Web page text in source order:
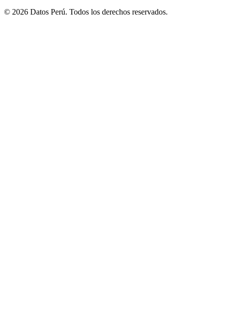
© 2026 Datos Perú. Todos los derechos reservados.